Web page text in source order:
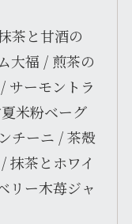
茶と甘酒の
大福 / 煎茶の
サーモントラ
米粉ベーグ
チーニ / 茶殻
抹茶とホワイ
リー木苺ジャ